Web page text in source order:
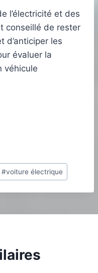
l’électricité et des
conseillé de rester
d’anticiper les
évaluer la
véhicule
#voiture électrique